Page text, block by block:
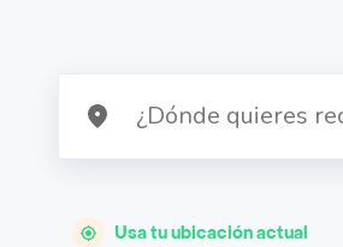
Usa tu ubicación actual